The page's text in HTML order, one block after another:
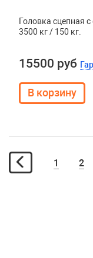
Головка сцепная
3500 кг / 150 кг.
15500 руб
1 2